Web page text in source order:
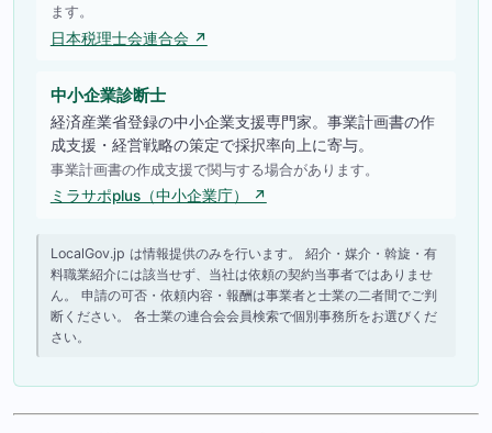
ます。
日本税理士会連合会 ↗
中小企業診断士
経済産業省登録の中小企業支援専門家。事業計画書の作
成支援・経営戦略の策定で採択率向上に寄与。
事業計画書の作成支援で関与する場合があります。
ミラサポplus（中小企業庁） ↗
LocalGov.jp は情報提供のみを行います。 紹介・媒介・斡旋・有
料職業紹介には該当せず、当社は依頼の契約当事者ではありませ
ん。 申請の可否・依頼内容・報酬は事業者と士業の二者間でご判
断ください。 各士業の連合会会員検索で個別事務所をお選びくだ
さい。